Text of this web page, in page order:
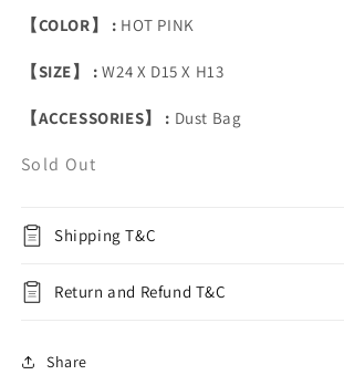
【COLOR】 : HOT PINK
【SIZE】 :W24 X D15 X H13
【ACCESSORIES】 : Dust Bag
Sold Out
Shipping T&C
Return and Refund T&C
Share